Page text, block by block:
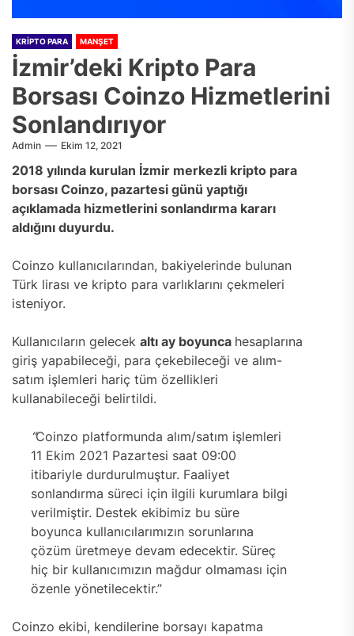
KRIPTO PARA MANŞET
İzmir’deki Kripto Para
Borsası Coinzo Hizmetlerini
Sonlandırıyor
Admin Ekim 12, 2021
2018 yılında kurulan İzmir merkezli kripto para
borsası Coinzo, pazartesi günü yaptığı
açıklamada hizmetlerini sonlandırma kararı
aldığını duyurdu.
Coinzo kullanıcılarından, bakiyelerinde bulunan
Türk lirası ve kripto para varlıklarını çekmeleri
isteniyor.
Kullanıcıların gelecek altı ay boyunca hesaplarına
giriş yapabileceği, para çekebileceği ve alım-
satım işlemleri hariç tüm özellikleri
kullanabileceği belirtildi.
“Coinzo platformunda alım/satım işlemleri
11 Ekim 2021 Pazartesi saat 09:00
itibariyle durdurulmuştur. Faaliyet
sonlandırma süreci için ilgili kurumlara bilgi
verilmiştir. Destek ekibimiz bu süre
boyunca kullanıcılarımızın sorunlarına
çözüm üretmeye devam edecektir. Süreç
hiç bir kullanıcımızın mağdur olmaması için
özenle yönetilecektir.”
Coinzo ekibi, kendilerine borsayı kapatma